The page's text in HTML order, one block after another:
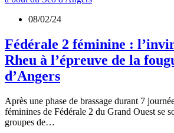
08/02/24
Fédérale 2 féminine :
Rheu à l’épreuve de la
d’Angers
Après une phase de brassage durant 7
féminines de Fédérale 2 du Grand Ouest se
groupes de…